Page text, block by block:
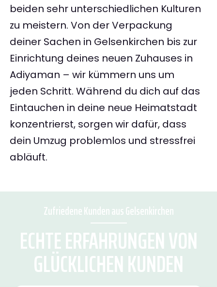
beiden sehr unterschiedlichen Kulturen
zu meistern. Von der Verpackung
deiner Sachen in Gelsenkirchen bis zur
Einrichtung deines neuen Zuhauses in
Adiyaman – wir kümmern uns um
jeden Schritt. Während du dich auf das
Eintauchen in deine neue Heimatstadt
konzentrierst, sorgen wir dafür, dass
dein Umzug problemlos und stressfrei
abläuft.
Zufriedene Kunden aus Gelsenkirchen
ECHTE ERFAHRUNGEN VON
GLÜCKLICHEN KUNDEN